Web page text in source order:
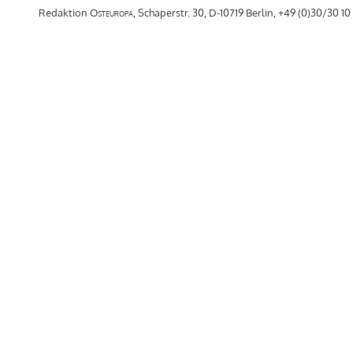
Redaktion Osteuropa , Schaperstr. 30, D-10719 Berlin, +49 (0)30/30